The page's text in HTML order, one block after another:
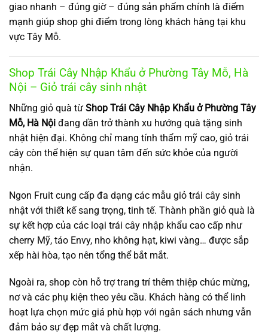
giao nhanh – đúng giờ – đúng sản phẩm chính là điểm
mạnh giúp shop ghi điểm trong lòng khách hàng tại khu
vực Tây Mỗ.
Shop Trái Cây Nhập Khẩu ở Phường Tây Mỗ, Hà
Nội – Giỏ trái cây sinh nhật
Những giỏ quà từ Shop Trái Cây Nhập Khẩu ở Phường Tây
Mỗ, Hà Nội đang dần trở thành xu hướng quà tặng sinh
nhật hiện đại. Không chỉ mang tính thẩm mỹ cao, giỏ trái
cây còn thể hiện sự quan tâm đến sức khỏe của người
nhận.
Ngon Fruit cung cấp đa dạng các mẫu giỏ trái cây sinh
nhật với thiết kế sang trọng, tinh tế. Thành phần giỏ quà là
sự kết hợp của các loại trái cây nhập khẩu cao cấp như
cherry Mỹ, táo Envy, nho không hạt, kiwi vàng… được sắp
xếp hài hòa, tạo nên tổng thể bắt mắt.
Ngoài ra, shop còn hỗ trợ trang trí thêm thiệp chúc mừng,
nơ và các phụ kiện theo yêu cầu. Khách hàng có thể linh
hoạt lựa chọn mức giá phù hợp với ngân sách nhưng vẫn
đảm bảo sự đẹp mắt và chất lượng.